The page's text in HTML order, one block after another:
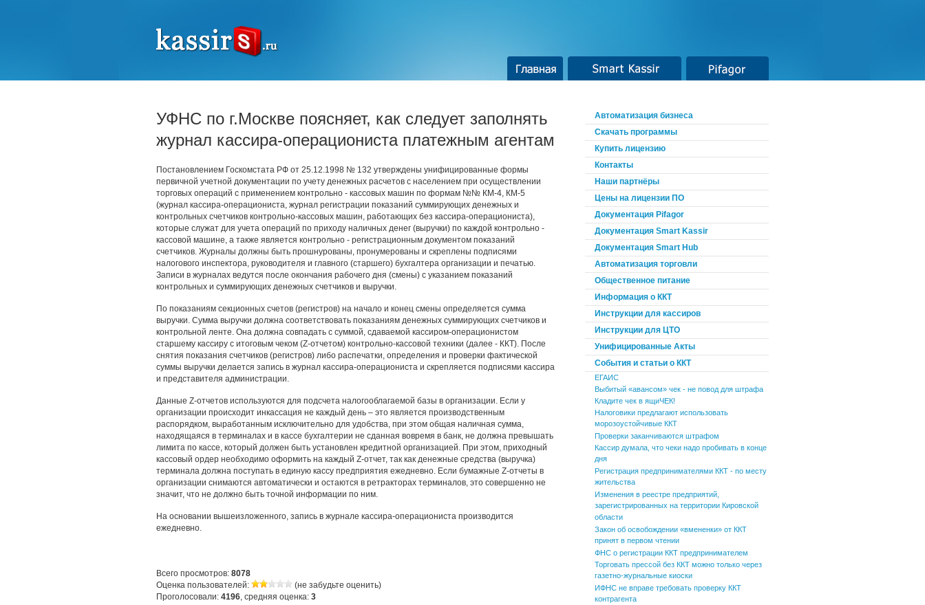
Главная Smart Kassir Pifagor
УФНС по г.Москве поясняет, как следует заполнять
журнал кассира-операциониста платежным агентам
Постановлением Госкомстата РФ от 25.12.1998 № 132 утверждены унифицированные формы
первичной учетной документации по учету денежных расчетов с населением при осуществлении
торговых операций с применением контрольно - кассовых машин по формам №№ КМ-4, КМ-5
(журнал кассира-операциониста, журнал регистрации показаний суммирующих денежных и
контрольных счетчиков контрольно-кассовых машин, работающих без кассира-операциониста),
которые служат для учета операций по приходу наличных денег (выручки) по каждой контрольно -
кассовой машине, а также является контрольно - регистрационным документом показаний
счетчиков. Журналы должны быть прошнурованы, пронумерованы и скреплены подписями
налогового инспектора, руководителя и главного (старшего) бухгалтера организации и печатью.
Записи в журналах ведутся после окончания рабочего дня (смены) с указанием показаний
контрольных и суммирующих денежных счетчиков и выручки.
По показаниям секционных счетов (регистров) на начало и конец смены определяется сумма
выручки. Сумма выручки должна соответствовать показаниям денежных суммирующих счетчиков и
контрольной ленте. Она должна совпадать с суммой, сдаваемой кассиром-операционистом
старшему кассиру с итоговым чеком (Z-отчетом) контрольно-кассовой техники (далее - ККТ). После
снятия показания счетчиков (регистров) либо распечатки, определения и проверки фактической
суммы выручки делается запись в журнал кассира-операциониста и скрепляется подписями кассира
и представителя администрации.
Данные Z-отчетов используются для подсчета налогооблагаемой базы в организации. Если у
организации происходит инкассация не каждый день – это является производственным
распорядком, выработанным исключительно для удобства, при этом общая наличная сумма,
находящаяся в терминалах и в кассе бухгалтерии не сданная вовремя в банк, не должна превышать
лимита по кассе, который должен быть установлен кредитной организацией. При этом, приходный
кассовый ордер необходимо оформить на каждый Z-отчет, так как денежные средства (выручка)
терминала должна поступать в единую кассу предприятия ежедневно. Если бумажные Z-отчеты в
организации снимаются автоматически и остаются в ретракторах терминалов, это совершенно не
значит, что не должно быть точной информации по ним.
На основании вышеизложенного, запись в журнале кассира-операциониста производится
ежедневно.
Всего просмотров: 8078
Оценка пользователей:
(не забудьте оценить)
Проголосовали: 4196, средняя оценка: 3
Автоматизация бизнеса
Скачать программы
Купить лицензию
Контакты
Наши партнёры
Цены на лицензии ПО
Документация Pifagor
Документация Smart Kassir
Документация Smart Hub
Автоматизация торговли
Общественное питание
Информация о ККТ
Инструкции для кассиров
Инструкции для ЦТО
Унифицированные Акты
События и статьи о ККТ
ЕГАИС
Выбитый «авансом» чек - не повод для штрафа
Кладите чек в ящиЧЕК!
Налоговики предлагают использовать
морозоустойчивые ККТ
Проверки заканчиваются штрафом
Кассир думала, что чеки надо пробивать в конце
дня
Регистрация предпринимателями ККТ - по месту
жительства
Изменения в реестре предприятий,
зарегистрированных на территории Кировской
области
Закон об освобождении «вмененки» от ККТ
принят в первом чтении
ФНС о регистрации ККТ предпринимателем
Торговать прессой без ККТ можно только через
газетно-журнальные киоски
ИФНС не вправе требовать проверку ККТ
контрагента